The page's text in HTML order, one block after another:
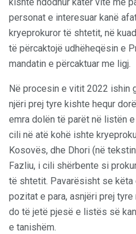
personat e interesuar kanë
kryeprokuror të shtetit, në
të përcaktojë udhëheqësin e
mandatin e përcaktuar me ligj.
Në procesin e vitit 2022 ishin
njëri prej tyre kishte hequr
emra dolën të parët në listën
cili në atë kohë ishte
Kosovës, dhe Dhori (në
Fazliu, i cili shërbente si
të shtetit. Pavarësisht se këta
pozitat e para, asnjëri prej
do të jetë pjesë e listës së
e tanishëm.